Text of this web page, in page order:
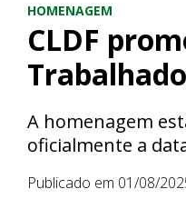
HOMENAGEM
CLDF
A homenagem
oficialmente a
Publicado em 01/08/